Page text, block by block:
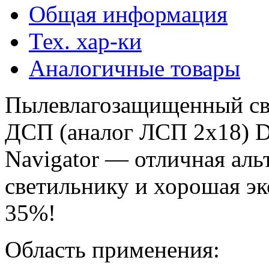
Общая информация
Тех. хар-ки
Аналогичные товары
Пылевлагозащищенный
ДСП (аналог ЛСП 2х18)
Navigator — отличная
светильнику и хорошая
35%!
Область применения: